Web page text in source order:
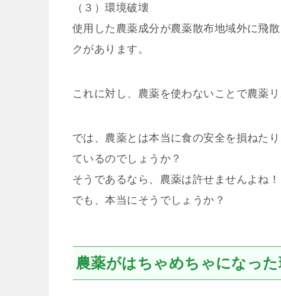
（３）環境破壊
使用した農薬成分が農薬散布地域外に飛
クがあります。
これに対し、農薬を使わないことで農薬
では、農薬とは本当に食の安全を損ねた
ているのでしょうか？
そうであるなら、農薬は許せませんよね！
でも、本当にそうでしょうか？
農薬がはちゃめちゃになった